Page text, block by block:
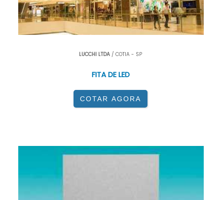
LUCCHI LTDA / COTIA - SP
FITA DE LED
COTAR AGORA